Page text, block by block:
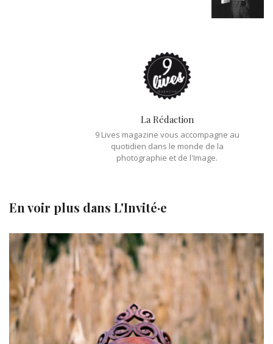
La Rédaction
9 Lives magazine vous accompagne au
quotidien dans le monde de la
photographie et de l'Image.
En voir plus dans L'Invité·e